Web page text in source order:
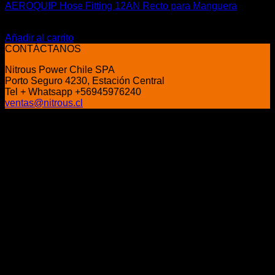
AEROQUIP Hose Fitting 12AN Recto para Manguera
precio
original
$77.900.
actual
$49.990.
Añadir al carrito
CONTÁCTANOS
Nitrous Power Chile SPA
Porto Seguro 4230, Estación Central
Tel + Whatsapp +56945976240
ventas@nitrous.cl